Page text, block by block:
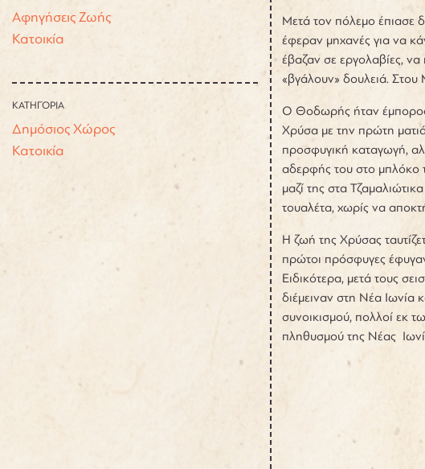
Αφηγήσεις Ζωής
Κατοικία
ΚΑΤΗΓΟΡΙΑ
Δημόσιος Χώρος
Κατοικία
Μετά τον πόλεμο έπιασε
έφεραν μηχανές για να
έβαζαν σε εργολαβίες,
«βγάλουν» δουλειά.
Ο Θοδωρής ήταν έμπορος,
Χρύσα με την πρώτη
προσφυγική καταγωγή,
αδερφής του στο μπλόκο
μαζί της στα
τουαλέτα, χωρίς να
Η ζωή της Χρύσας
πρώτοι πρόσφυγες
Ειδικότερα, μετά τους
διέμειναν στη Νέα Ιωνία
συνοικισμού, πολλοί εκ
πληθυσμού της Νέας